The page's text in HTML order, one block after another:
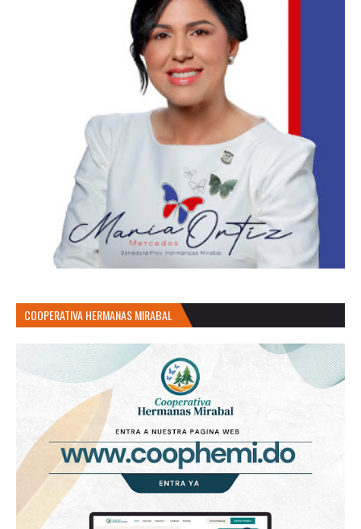
COOPERATIVA HERMANAS MIRABAL